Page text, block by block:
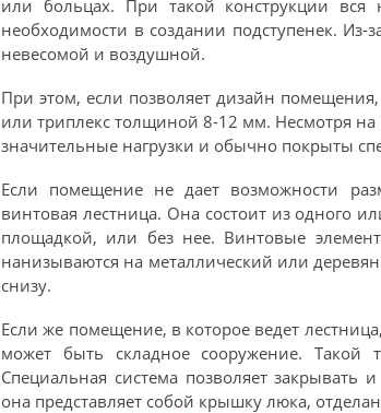
или больцах. При такой конструкции вся
необходимости в создании подступенек. Из-
невесомой и воздушной.
При этом, если позволяет дизайн
или триплекс толщиной 8-12 мм. Несмотря
значительные нагрузки и обычно покрыты
Если помещение не дает возможности
винтовая лестница. Она состоит из одного
площадкой, или без нее. Винтовые
нанизываются на металлический или
снизу.
Если же помещение, в которое ведет
может быть складное сооружение. Такой
Специальная система позволяет закрывать
она представляет собой крышку люка,